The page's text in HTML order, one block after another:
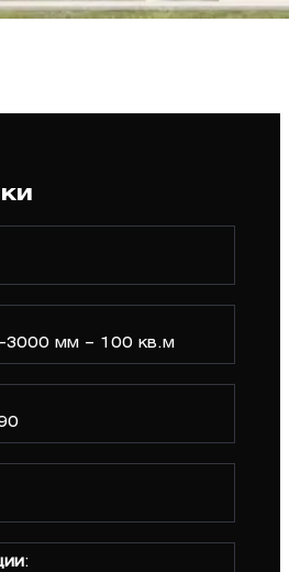
3000 мм – 100 кв.м
: